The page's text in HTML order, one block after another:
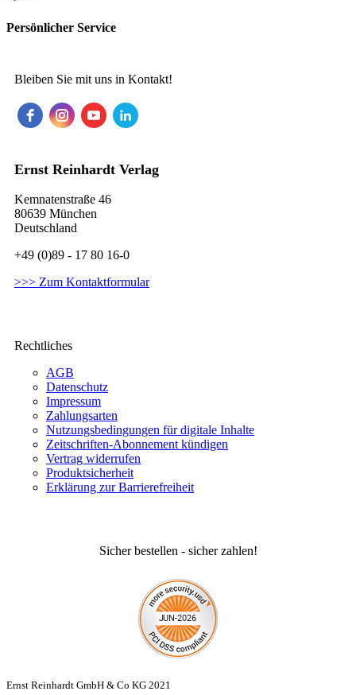
Persönlicher Service
Bleiben Sie mit uns in Kontakt!
Ernst Reinhardt Verlag
Kemnatenstraße 46
80639 München
Deutschland
+49 (0)89 - 17 80 16-0
>>> Zum Kontaktformular
Rechtliches
AGB
Datenschutz
Impressum
Zahlungsarten
Nutzungsbedingungen für digitale Inhalte
Zeitschriften-Abonnement kündigen
Vertrag widerrufen
Produktsicherheit
Erklärung zur Barrierefreiheit
Sicher bestellen - sicher zahlen!
Ernst Reinhardt GmbH & Co KG 2021